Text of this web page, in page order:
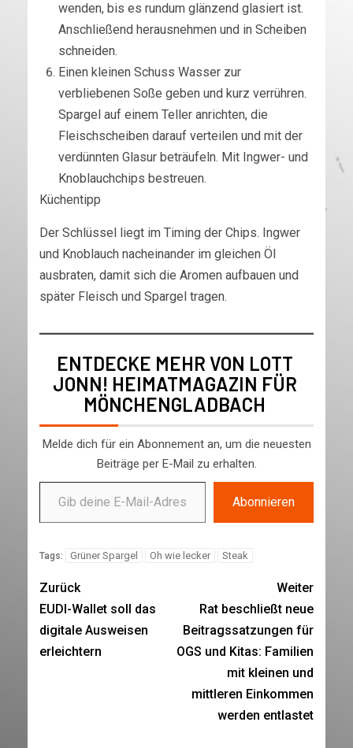
wenden, bis es rundum glänzend glasiert ist.
Anschließend herausnehmen und in Scheiben
schneiden.
Einen kleinen Schuss Wasser zur
verbliebenen Soße geben und kurz verrühren.
Spargel auf einem Teller anrichten, die
Fleischscheiben darauf verteilen und mit der
verdünnten Glasur beträufeln. Mit Ingwer- und
Knoblauchchips bestreuen.
Küchentipp
Der Schlüssel liegt im Timing der Chips. Ingwer
und Knoblauch nacheinander im gleichen Öl
ausbraten, damit sich die Aromen aufbauen und
später Fleisch und Spargel tragen.
ENTDECKE MEHR VON LOTT
JONN! HEIMATMAGAZIN FÜR
MÖNCHENGLADBACH
Melde dich für ein Abonnement an, um die neuesten
Beiträge per E-Mail zu erhalten.
Abonnieren
Tags: Grüner Spargel Oh wie lecker Steak
Zurück
EUDI-Wallet soll das
digitale Ausweisen
erleichtern
Weiter
Rat beschließt neue
Beitragssatzungen für
OGS und Kitas: Familien
mit kleinen und
mittleren Einkommen
werden entlastet